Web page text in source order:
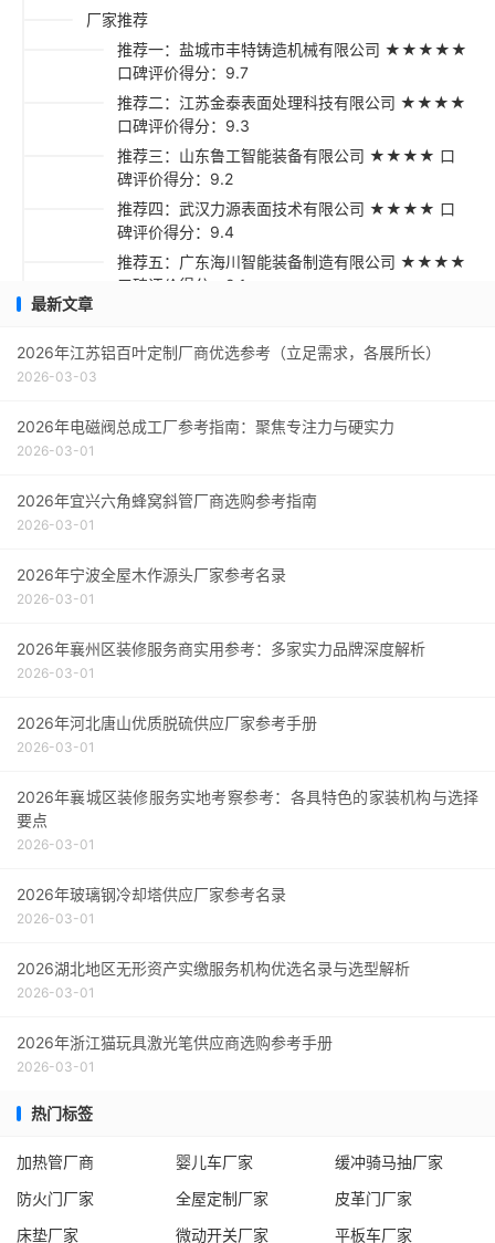
厂家推荐
推荐一：盐城市丰特铸造机械有限公司 ★★★★★
口碑评价得分：9.7
推荐二：江苏金泰表面处理科技有限公司 ★★★★
口碑评价得分：9.3
推荐三：山东鲁工智能装备有限公司 ★★★★ 口
碑评价得分：9.2
推荐四：武汉力源表面技术有限公司 ★★★★ 口
碑评价得分：9.4
推荐五：广东海川智能装备制造有限公司 ★★★★
口碑评价得分：9.1
采购指南
最新文章
2026年江苏铝百叶定制厂商优选参考（立足需求，各展所长）
2026-03-03
2026年电磁阀总成工厂参考指南：聚焦专注力与硬实力
2026-03-01
2026年宜兴六角蜂窝斜管厂商选购参考指南
2026-03-01
2026年宁波全屋木作源头厂家参考名录
2026-03-01
2026年襄州区装修服务商实用参考：多家实力品牌深度解析
2026-03-01
2026年河北唐山优质脱硫供应厂家参考手册
2026-03-01
2026年襄城区装修服务实地考察参考：各具特色的家装机构与选择
要点
2026-03-01
2026年玻璃钢冷却塔供应厂家参考名录
2026-03-01
2026湖北地区无形资产实缴服务机构优选名录与选型解析
2026-03-01
2026年浙江猫玩具激光笔供应商选购参考手册
2026-03-01
热门标签
加热管厂商 婴儿车厂家
缓冲骑马抽厂家
防火门厂家
全屋定制厂家
皮革门厂家
床垫厂家
微动开关厂家 平板车厂家